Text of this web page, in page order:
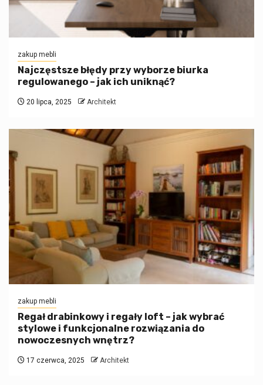
zakup mebli
Najczęstsze błędy przy wyborze biurka
regulowanego – jak ich uniknąć?
20 lipca, 2025 Architekt
zakup mebli
Regał drabinkowy i regały loft – jak wybrać
stylowe i funkcjonalne rozwiązania do
nowoczesnych wnętrz?
17 czerwca, 2025 Architekt